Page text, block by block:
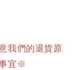
我們的退貨原
宜※